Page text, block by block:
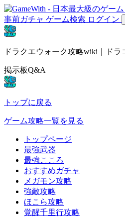
事前ガチャ ゲーム検索 ログイン
ドラクエウォーク攻略wiki｜ドラ
掲示板Q&A
トップに戻る
ゲーム攻略一覧を見る
トップページ
最強武器
最強こころ
おすすめガチャ
メガモン攻略
強敵攻略
ほこら攻略
覚醒千里行攻略